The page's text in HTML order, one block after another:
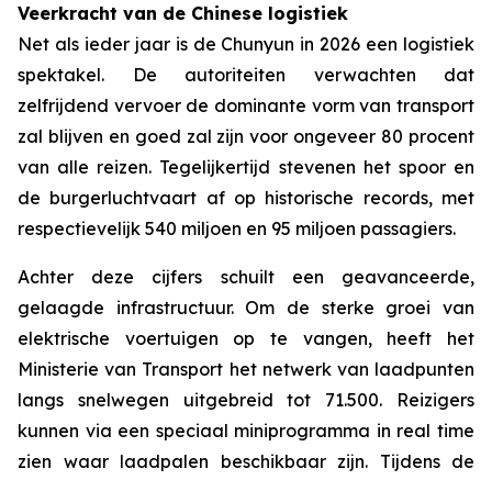
Veerkracht van de Chinese logistiek
Net als ieder jaar is de Chunyun in 2026 een logistiek
spektakel. De autoriteiten verwachten dat
zelfrijdend vervoer de dominante vorm van transport
zal blijven en goed zal zijn voor ongeveer 80 procent
van alle reizen. Tegelijkertijd stevenen het spoor en
de burgerluchtvaart af op historische records, met
respectievelijk 540 miljoen en 95 miljoen passagiers.
Achter deze cijfers schuilt een geavanceerde,
gelaagde infrastructuur. Om de sterke groei van
elektrische voertuigen op te vangen, heeft het
Ministerie van Transport het netwerk van laadpunten
langs snelwegen uitgebreid tot 71.500. Reizigers
kunnen via een speciaal miniprogramma in real time
zien waar laadpalen beschikbaar zijn. Tijdens de